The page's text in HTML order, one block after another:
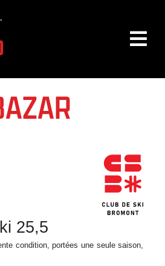
25,5
condition, portées une seule saison,